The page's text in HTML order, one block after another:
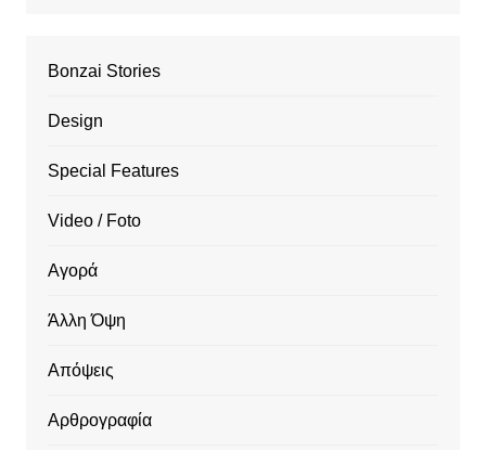
Bonzai Stories
Design
Special Features
Video / Foto
Αγορά
Άλλη Όψη
Απόψεις
Αρθρογραφία